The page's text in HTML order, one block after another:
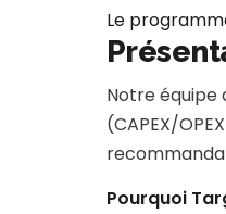
Le
Notre équipe
(CAPEX/
Pourquoi